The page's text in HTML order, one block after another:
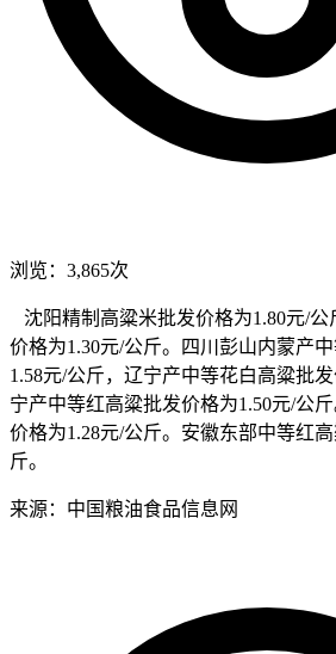
浏览：3,865次
沈阳精制高粱米批发价格为1.80元/公
价格为1.30元/公斤。四川彭山内蒙产
1.58元/公斤，辽宁产中等花白高粱批
宁产中等红高粱批发价格为1.50元/公
价格为1.28元/公斤。安徽东部中等红
斤。
来源：中国粮油食品信息网